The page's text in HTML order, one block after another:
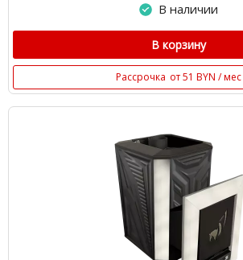
В наличии
В корзину
Рассрочка от 51 BYN / мес